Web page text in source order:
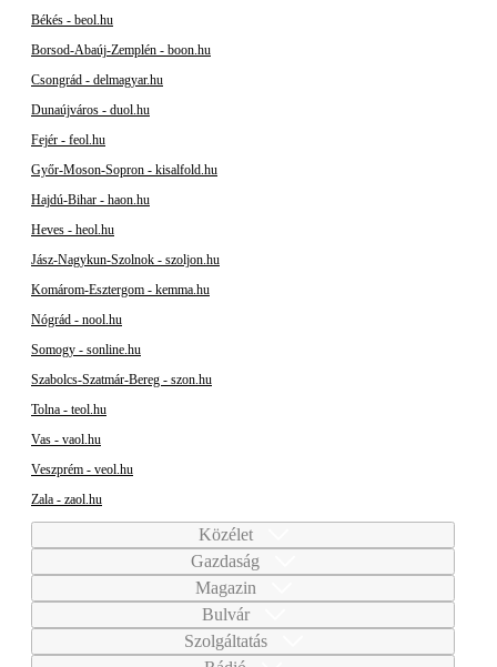
Békés - beol.hu
Borsod-Abaúj-Zemplén - boon.hu
Csongrád - delmagyar.hu
Dunaújváros - duol.hu
Fejér - feol.hu
Győr-Moson-Sopron - kisalfold.hu
Hajdú-Bihar - haon.hu
Heves - heol.hu
Jász-Nagykun-Szolnok - szoljon.hu
Komárom-Esztergom - kemma.hu
Nógrád - nool.hu
Somogy - sonline.hu
Szabolcs-Szatmár-Bereg - szon.hu
Tolna - teol.hu
Vas - vaol.hu
Veszprém - veol.hu
Zala - zaol.hu
Közélet
Gazdaság
Magazin
Bulvár
Szolgáltatás